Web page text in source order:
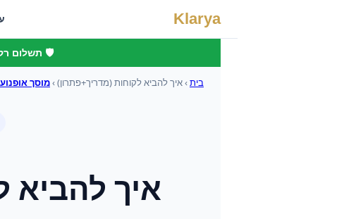
Klarya
🛡️ תשלום
בית›איך להביא לקוחות (מדריך+פתרון)›מוסך
איך להביא